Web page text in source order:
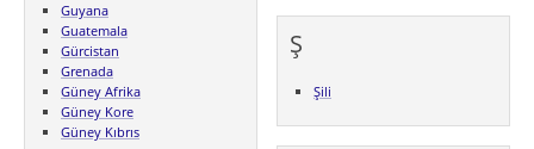
Guyana
Guatemala
Gürcistan
Grenada
Güney Afrika
Güney Kore
Güney Kıbrıs
Ş
Şili